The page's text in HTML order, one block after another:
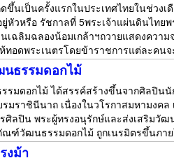
ขึ้นเป็นครั้งแรกในประเทศไทยในช่วง
ยู่หัวหรือ รัชกาลที่ 5พระเจ้าแผ่นดินไท
เฉลิมฉลองน้อมเกล้าฯถวายแสดงควา
ทอดพระเนตรโดยข้าราชการแต่ละคนจ
ธรรมดอกไม้
ดอกไม้ ได้สรรค์สร้างขึ้นจากศิลปินนั
รมราชินีนาถ เนื่องในวโรกาสมหามง
ศิลปิน พระผู้ทรงอนุรักษ์และส่งเสริมวั
ณฑ์วัฒนธรรมดอกไม้ ถูกเนรมิตรขึ้นภา
งม้า